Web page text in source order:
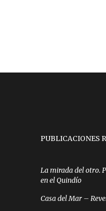
PUBLICACIONES
La mirada del otro.
en el Quindío
Casa del Mar –